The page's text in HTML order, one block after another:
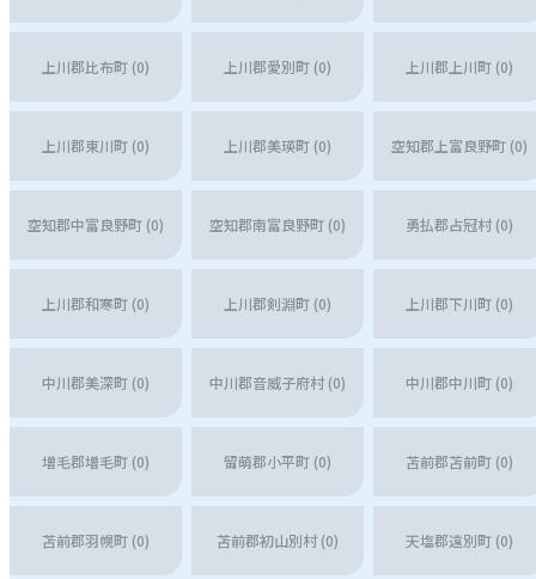
上川郡比布町 (0) 上川郡愛別町 (0) 上川郡上川町 (0)
上川郡東川町 (0) 上川郡美瑛町 (0) 空知郡上富良野町 (0)
空知郡中富良野町 (0) 空知郡南富良野町 (0) 勇払郡占冠村 (0)
上川郡和寒町 (0) 上川郡剣淵町 (0) 上川郡下川町 (0)
中川郡美深町 (0) 中川郡音威子府村 (0) 中川郡中川町 (0)
増毛郡増毛町 (0) 留萌郡小平町 (0) 苫前郡苫前町 (0)
苫前郡羽幌町 (0) 苫前郡初山別村 (0) 天塩郡遠別町 (0)